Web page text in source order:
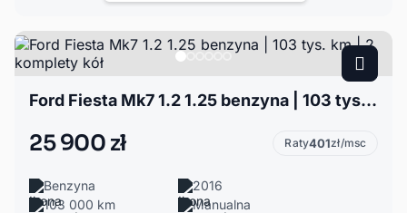
Ford Fiesta Mk7 1.2 1.25 benzyna | 103 tys. km | 2 komplety kół
25 900 zł Raty401zł/msc
Benzyna
2016
103 000 km
Manualna